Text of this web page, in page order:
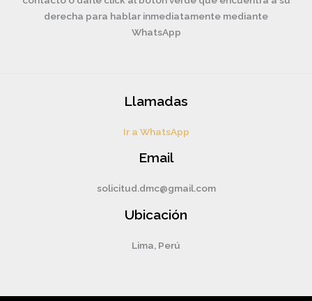
derecha para hablar inmediatamente mediante
WhatsApp
Llamadas
Ir a WhatsApp
Email
solicitud.dmc@gmail.com
Ubicación
Lima, Perú